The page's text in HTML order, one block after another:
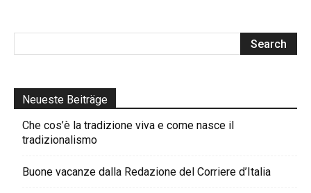
Neueste Beiträge
Che cos’è la tradizione viva e come nasce il
tradizionalismo
Buone vacanze dalla Redazione del Corriere d’Italia